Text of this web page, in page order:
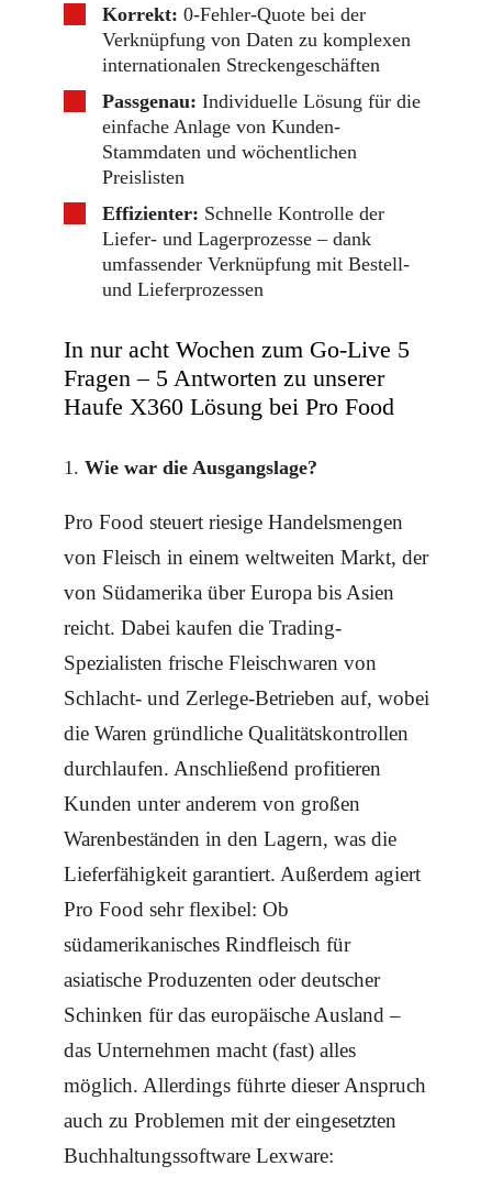
Korrekt: 0-Fehler-Quote bei der
Verknüpfung von Daten zu komplexen
internationalen Streckengeschäften
Passgenau: Individuelle Lösung für die
einfache Anlage von Kunden-
Stammdaten und wöchentlichen
Preislisten
Effizienter: Schnelle Kontrolle der
Liefer- und Lagerprozesse – dank
umfassender Verknüpfung mit Bestell-
und Lieferprozessen
In nur acht Wochen zum Go-Live 5
Fragen – 5 Antworten zu unserer
Haufe X360 Lösung bei Pro Food
Wie war die Ausgangslage?
Pro Food steuert riesige Handelsmengen
von Fleisch in einem weltweiten Markt, der
von Südamerika über Europa bis Asien
reicht. Dabei kaufen die Trading-
Spezialisten frische Fleischwaren von
Schlacht- und Zerlege-Betrieben auf, wobei
die Waren gründliche Qualitätskontrollen
durchlaufen. Anschließend profitieren
Kunden unter anderem von großen
Warenbeständen in den Lagern, was die
Lieferfähigkeit garantiert. Außerdem agiert
Pro Food sehr flexibel: Ob
südamerikanisches Rindfleisch für
asiatische Produzenten oder deutscher
Schinken für das europäische Ausland –
das Unternehmen macht (fast) alles
möglich. Allerdings führte dieser Anspruch
auch zu Problemen mit der eingesetzten
Buchhaltungssoftware Lexware: